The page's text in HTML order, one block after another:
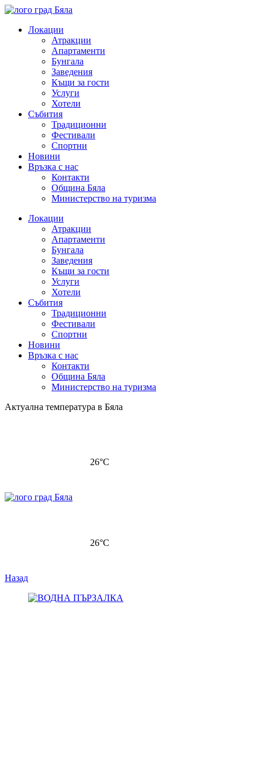
Skip
contentЛокации
Атракции
Апартаменти
Бунгала
Заведения
Къщи за гости
Услуги
Хотели
Събития
Традиционни
Фестивали
Спортни
Новини
Връзка с нас
Контакти
Община Бяла
Министерство на туризма
Локации
Атракции
Апартаменти
Бунгала
Заведения
Къщи за гости
Услуги
Хотели
Събития
Традиционни
Фестивали
Спортни
Новини
Връзка с нас
Контакти
Община Бяла
Министерство на туризма
Актуална температура в Бяла
26°C
26°C
Назад